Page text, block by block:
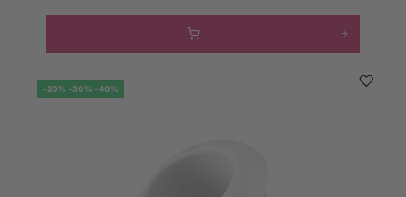
-20% -30% -40%